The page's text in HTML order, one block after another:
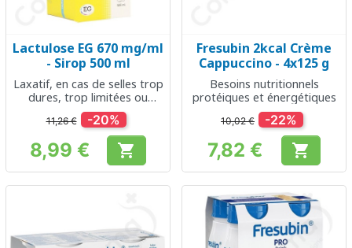
Lactulose EG 670 mg/ml
- Sirop 500 ml
Laxatif, en cas de selles trop
dures, trop limitées ou
absentes
11,26 € -20%
Prix
8,99 € 
Fresubin 2kcal Crème
Cappuccino - 4x125 g
Besoins nutritionnels
protéiques et énergétiques
10,02 € -22%
Prix
7,82 € 